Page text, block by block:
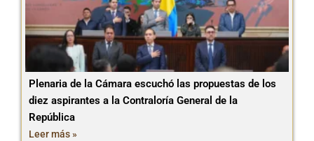
Plenaria de la Cámara escuchó las propuestas de los
diez aspirantes a la Contraloría General de la
República
Leer más »